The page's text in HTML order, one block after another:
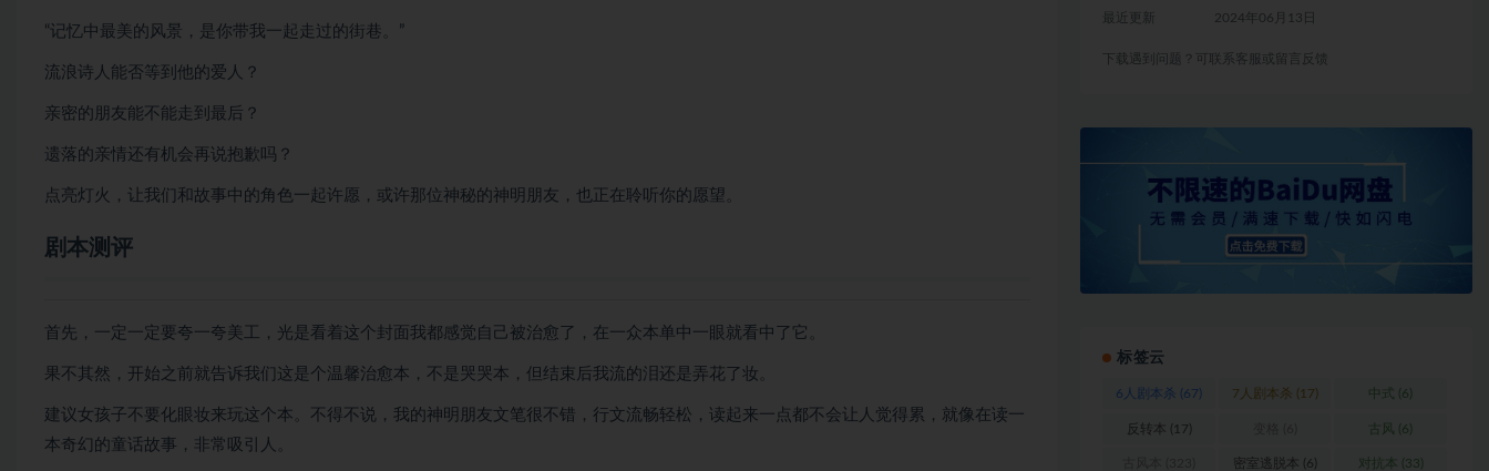
“记忆中最美的风景，是你带我一起走过的街巷。”
流浪诗人能否等到他的爱人？
亲密的朋友能不能走到最后？
遗落的亲情还有机会再说抱歉吗？
点亮灯火，让我们和故事中的角色一起许愿，或许那位神秘的神明朋友，也正在聆听你的愿望。
剧本测评
首先，一定一定要夸一夸美工，光是看着这个封面我都感觉自己被治愈了，在一众本单中一眼就看中了它。
果不其然，开始之前就告诉我们这是个温馨治愈本，不是哭哭本，但结束后我流的泪还是弄花了妆。
建议女孩子不要化眼妆来玩这个本。不得不说，我的神明朋友文笔很不错，行文流畅轻松，读起来一点都不会让人觉得累，就像在读一
本奇幻的童话故事，非常吸引人。
最近更新 2024年06月13日
下载遇到问题？可联系客服或留言反馈
标签云
6人剧本杀 (67) 7人剧本杀 (17) 中式 (6)
反转本 (17) 古风 (6)
密室逃脱本 (6) 对抗本 (33)